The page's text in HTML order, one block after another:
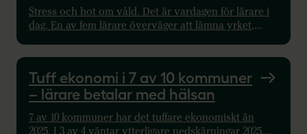
Stress och hot om våld. Det är vardagen för lärare i
dag. En av fem lärare överväger att lämna yrket,
Tuff ekonomi i 7 av 10 kommuner
– lärare betalar med hälsan
7 av 10 kommuner har det tuffare ekonomiskt än
2025. I 3 av 4 väntar ytterligare nedskärningar 2025.